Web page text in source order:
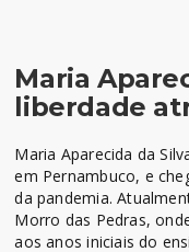
Maria
liberdade
Maria Aparecida da
em Pernambuco, e
da pandemia.
Morro das Pedras,
aos anos iniciais do